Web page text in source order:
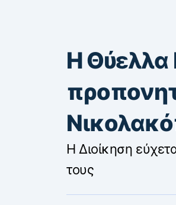
Η
Η Διοίκηση
τους